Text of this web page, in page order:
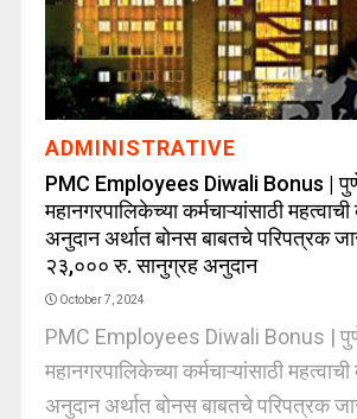
ADMINISTRATIVE
PMC Employees Diwali Bonus |
महानगरपालिकेच्या कर्मचाऱ्यांसाठी
अनुदान अर्थात बोनस बाबतचे परिपत्रक
२३,००० रु. सानुग्रह अनुदान
October 7, 2024
PMC Employees Diwali Bonus |
महानगरपालिकेच्या कर्मचाऱ्यांसाठी
अनुदान अर्थात बोनस बाबतचे परिपत्रक